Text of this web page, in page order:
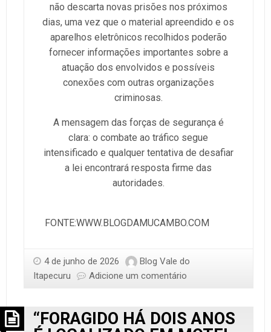
não descarta novas prisões nos próximos
dias, uma vez que o material apreendido e os
aparelhos eletrônicos recolhidos poderão
fornecer informações importantes sobre a
atuação dos envolvidos e possíveis
conexões com outras organizações
criminosas.
A mensagem das forças de segurança é
clara: o combate ao tráfico segue
intensificado e qualquer tentativa de desafiar
a lei encontrará resposta firme das
autoridades.
FONTE:WWW.BLOGDAMUCAMBO.COM
4 de junho de 2026
Blog Vale do
Itapecuru
Adicione um comentário
“FORAGIDO HÁ DOIS ANOS